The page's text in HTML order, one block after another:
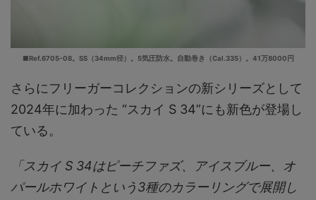
■Ref.6705-08。SS（34mm径）。5気圧防水。自動巻き（Cal.335）。41万8000円
さらにフリーガーコレクションの新シリーズとして
2024年に加わった “スカイ S 34”にも新色が登場し
ている。
「スカイ S 34はピーチファズ、アイスブルー、オ
パールホワイトという3種のカラーリングで展開し